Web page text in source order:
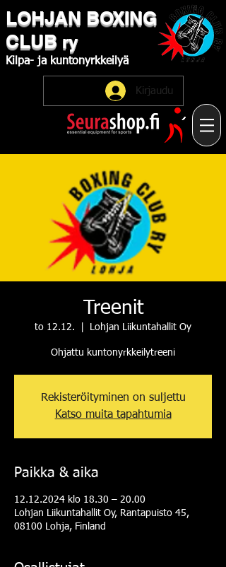
LOHJAN ​BOXING
CLUB ry
Kilpa- ja kuntonyrkkeilyä
Kirjaudu
Treenit
to 12.12. Lohjan Liikuntahallit Oy
Ohjattu kuntonyrkkeilytreeni
Rekisteröityminen on suljettu
Katso muita tapahtumia
Paikka & aika
12.12.2024 klo 18.30 – 20.00
Lohjan Liikuntahallit Oy, Rantapuisto 45,
08100 Lohja, Finland